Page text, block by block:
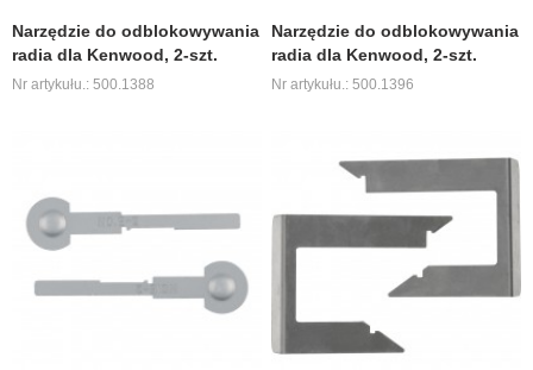
Narzędzie do odblokowywania
radia dla Kenwood, 2-szt.
Nr artykułu.: 500.1388
Narzędzie do odblokowywania
radia dla Kenwood, 2-szt.
Nr artykułu.: 500.1396